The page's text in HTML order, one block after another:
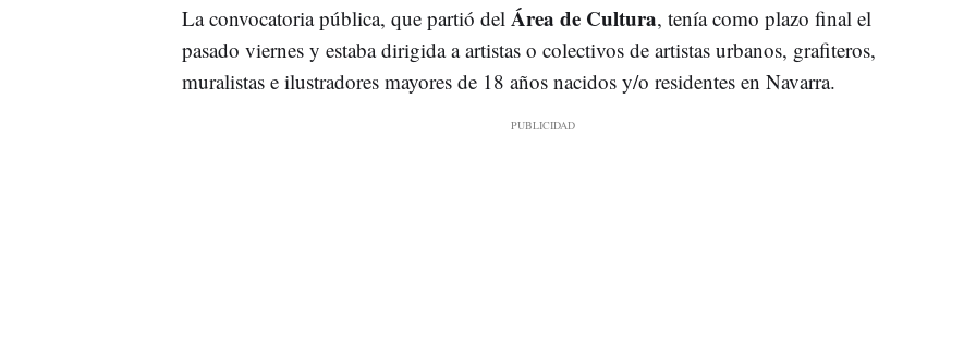
La convocatoria pública, que partió del Área de Cultura, tenía como plazo final el
pasado viernes y estaba dirigida a artistas o colectivos de artistas urbanos, grafiteros,
muralistas e ilustradores mayores de 18 años nacidos y/o residentes en Navarra.